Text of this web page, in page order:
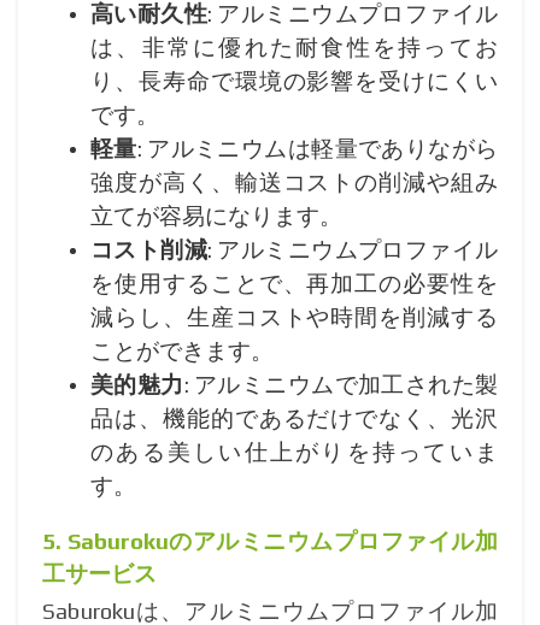
高い耐久性: アルミニウムプロファイル
は、非常に優れた耐食性を持ってお
り、長寿命で環境の影響を受けにくい
です。
軽量: アルミニウムは軽量でありながら
強度が高く、輸送コストの削減や組み
立てが容易になります。
コスト削減: アルミニウムプロファイル
を使用することで、再加工の必要性を
減らし、生産コストや時間を削減する
ことができます。
美的魅力: アルミニウムで加工された製
品は、機能的であるだけでなく、光沢
のある美しい仕上がりを持っていま
す。
5. Saburokuのアルミニウムプロファイル加
工サービス
Saburokuは、アルミニウムプロファイル加